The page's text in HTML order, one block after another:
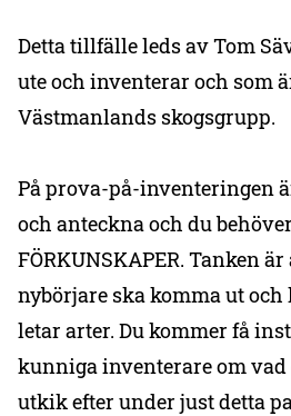
Detta tillfälle leds av Tom
ute och inventerar och som
Västmanlands skogsgrupp.
På prova-på-inventeringen
och anteckna och du
FÖRKUNSKAPER. Tanken
nybörjare ska komma ut
letar arter. Du kommer få
kunniga inventerare om
utkik efter under just detta